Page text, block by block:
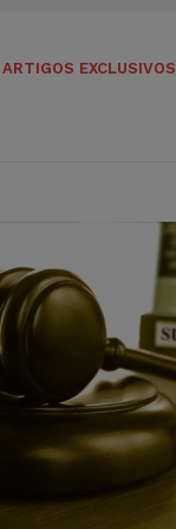
ARTIGOS EXCLUSIVOS